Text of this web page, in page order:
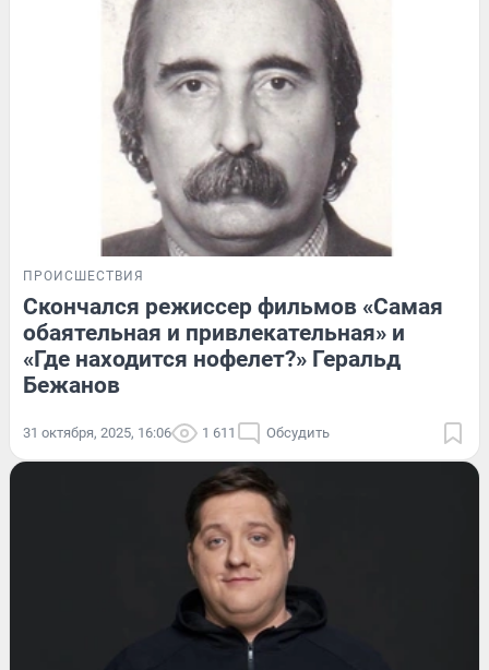
ПРОИСШЕСТВИЯ
Скончался режиссер фильмов «Самая
обаятельная и привлекательная» и
«Где находится нофелет?» Геральд
Бежанов
31 октября, 2025, 16:06 1 611 Обсудить